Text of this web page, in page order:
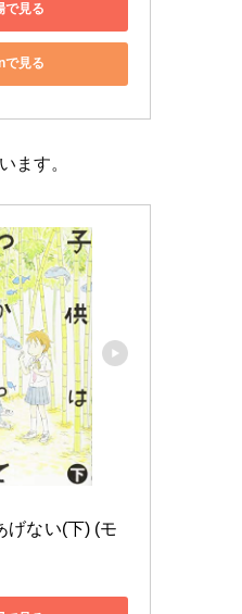
で見る
で見る
ます。
げない(下) (モ